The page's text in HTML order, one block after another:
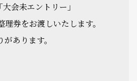
会未エントリー」
券をお渡しいたします。
あります。